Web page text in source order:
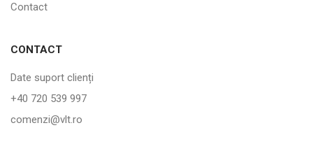
Contact
CONTACT
Date suport clienți
+40 720 539 997
comenzi@vlt.ro